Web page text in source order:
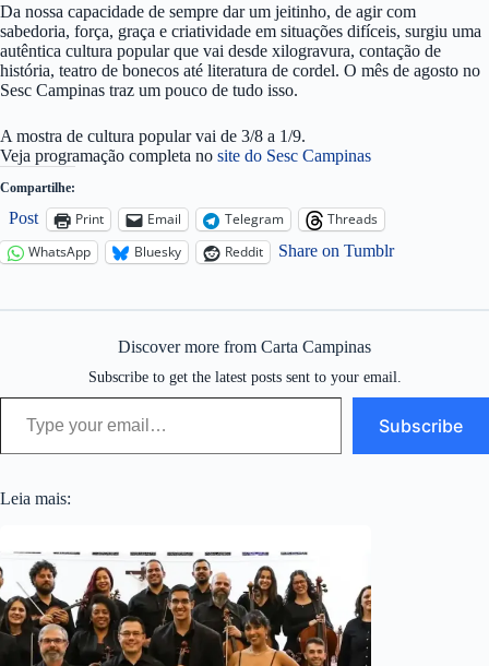
Da nossa capacidade de sempre dar um jeitinho, de agir com
sabedoria, força, graça e criatividade em situações difíceis, surgiu uma
autêntica cultura popular que vai desde xilogravura, contação de
história, teatro de bonecos até literatura de cordel. O mês de agosto no
Sesc Campinas traz um pouco de tudo isso.
A mostra de cultura popular vai de 3/8 a 1/9.
Veja programação completa no site do Sesc Campinas
Compartilhe:
Post Print Email Telegram
Threads
WhatsApp
Bluesky Reddit Share on Tumblr
Discover more from Carta Campinas
Subscribe to get the latest posts sent to your email.
Type your email…
Subscribe
Leia mais: